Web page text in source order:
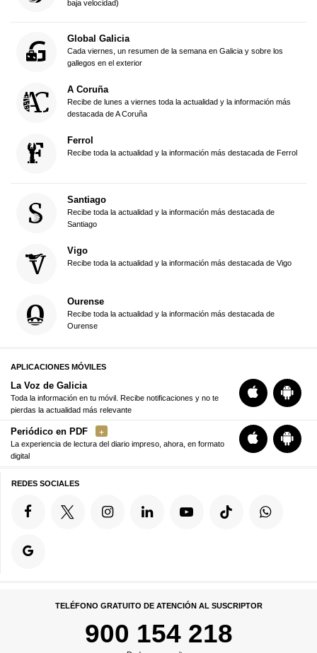
baja velocidad)
Global Galicia
Cada viernes, un resumen de la semana en Galicia y sobre los
gallegos en el exterior
A Coruña
Recibe de lunes a viernes toda la actualidad y la información más
destacada de A Coruña
Ferrol
Recibe toda la actualidad y la información más destacada de Ferrol
Santiago
Recibe toda la actualidad y la información más destacada de
Santiago
Vigo
Recibe toda la actualidad y la información más destacada de Vigo
Ourense
Recibe toda la actualidad y la información más destacada de
Ourense
APLICACIONES MÓVILES
La Voz de Galicia
Toda la información en tu móvil. Recibe notificaciones y no te
pierdas la actualidad más relevante
Periódico en PDF
La experiencia de lectura del diario impreso, ahora, en formato
digital
REDES SOCIALES
TELÉFONO GRATUITO DE ATENCIÓN AL SUSCRIPTOR
900 154 218